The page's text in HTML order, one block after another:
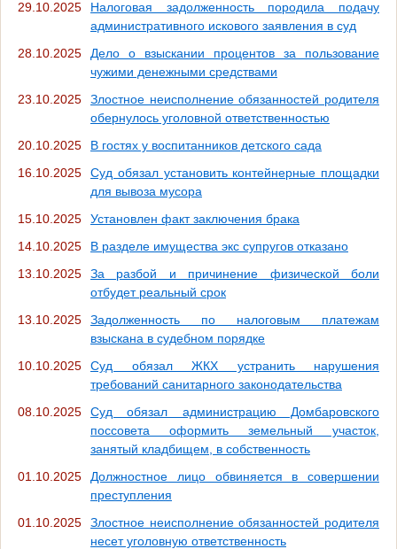
29.10.2025
Налоговая задолженность породила подачу
административного искового заявления в суд
28.10.2025
Дело о взыскании процентов за пользование
чужими денежными средствами
23.10.2025
Злостное неисполнение обязанностей родителя
обернулось уголовной ответственностью
20.10.2025
В гостях у воспитанников детского сада
16.10.2025
Суд обязал установить контейнерные площадки
для вывоза мусора
15.10.2025
Установлен факт заключения брака
14.10.2025
В разделе имущества экс супругов отказано
13.10.2025
За разбой и причинение физической боли
отбудет реальный срок
13.10.2025
Задолженность по налоговым платежам
взыскана в судебном порядке
10.10.2025
Суд обязал ЖКХ устранить нарушения
требований санитарного законодательства
08.10.2025
Суд обязал администрацию Домбаровского
поссовета оформить земельный участок,
занятый кладбищем, в собственность
01.10.2025
Должностное лицо обвиняется в совершении
преступления
01.10.2025
Злостное неисполнение обязанностей родителя
несет уголовную ответственность